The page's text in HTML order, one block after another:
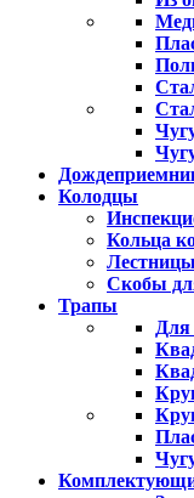
Колодцы
Кольца
Скобы
Трапы
Для